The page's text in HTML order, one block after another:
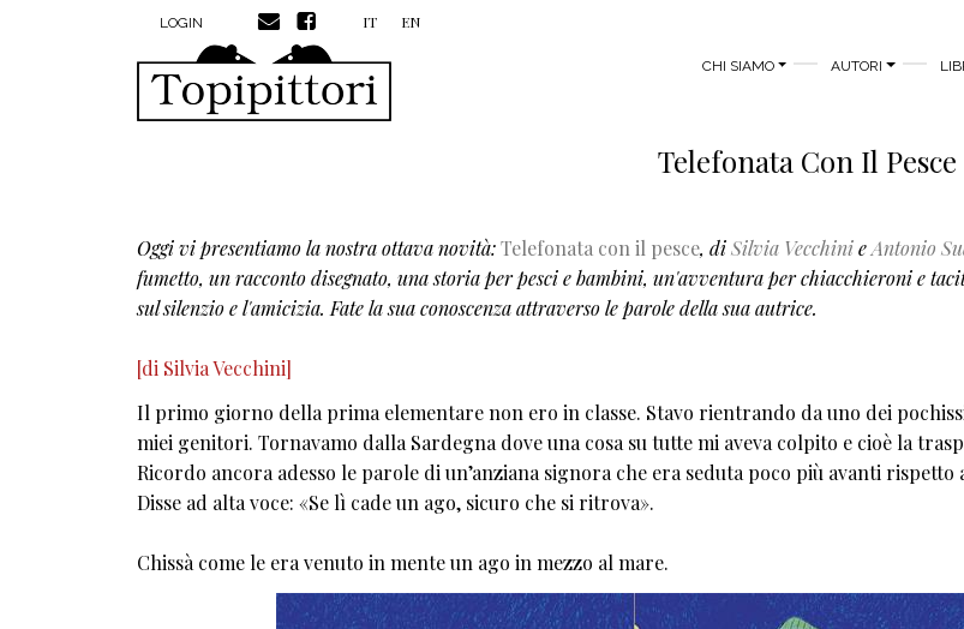
Salta al contenuto principale
MENU PROFILO UTENTE
LOGIN IT EN
MAIN MENU
CHI SIAMO AUTORI
Telefonata Con Il Pesce
Oggi vi presentiamo la nostra ottava novità:Telefonata con il pesce, diSilvia VecchinieAntonio
fumetto, un racconto disegnato, una storia per pesci e bambini, un'avventura per chiacchieroni e
sul silenzio e l'amicizia. Fate la sua conoscenza attraverso le parole della sua autrice.
[di Silvia Vecchini]
Il primo giorno della prima elementare non ero in classe. Stavo rientrando da uno dei
miei genitori. Tornavamo dalla Sardegna dove una cosa su tutte mi aveva colpito e cioè la
Ricordo ancora adesso le parole di un’anziana signora che era seduta poco più avanti
Disse ad alta voce: «Se lì cade un ago, sicuro che si ritrova».
Chissà come le era venuto in mente un ago in mezzo al mare.